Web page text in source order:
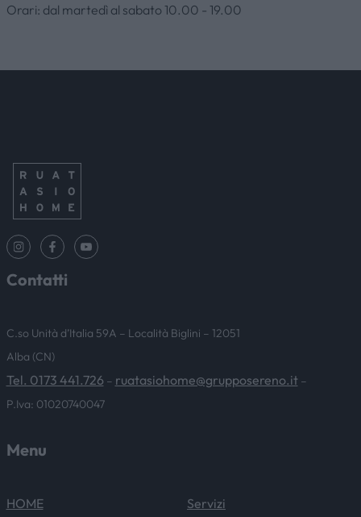
Orari: dal martedì al sabato 10.00 - 19.00
Contatti
C.so Unità d’Italia 59A – Località Biglini – 12051
Alba (CN)
Tel. 0173 441.726 – ruatasiohome@grupposereno.it –
P.Iva: 01020740047
Menu
HOME
Servizi